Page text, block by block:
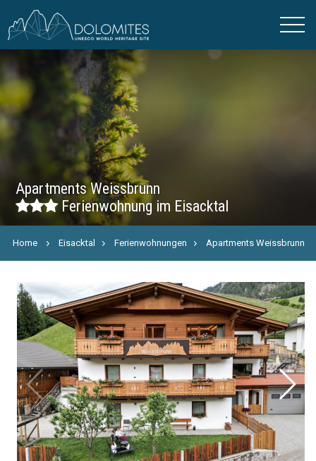
Apartments Weissbrunn
Ferienwohnung im Eisacktal
Home Eisacktal Ferienwohnungen Apartments Weissbrunn